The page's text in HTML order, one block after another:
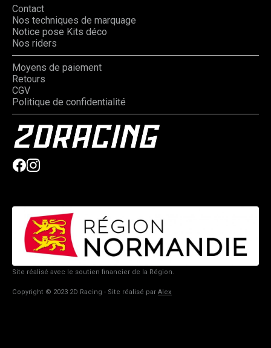
Contact
Nos techniques de marquage
Notice pose Kits déco
Nos riders
Moyens de paiement
Retours
CGV
Politique de confidentialité
Site réalisé avec le soutien financier de la Région.
Copyright © 2023 2D Racing - Site réalisé par Alex